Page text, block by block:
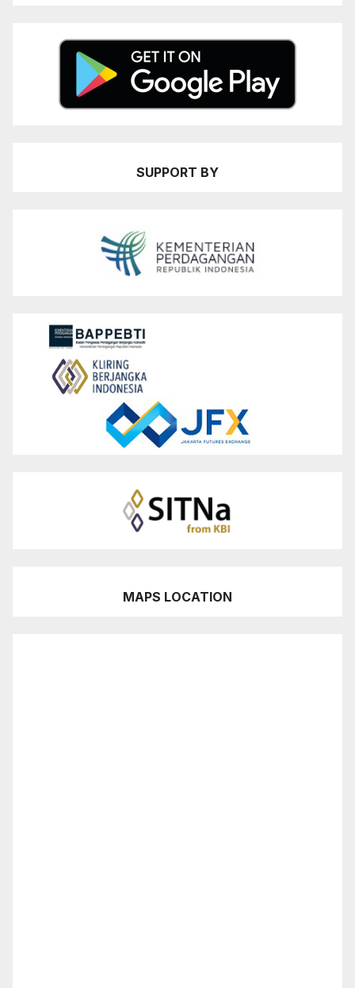
SUPPORT BY
MAPS LOCATION